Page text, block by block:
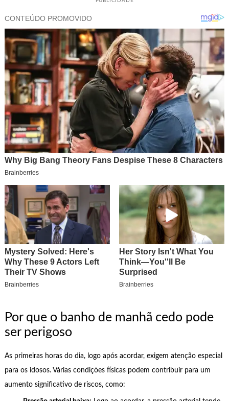
Por que o banho de manhã cedo pode
ser perigoso
As primeiras horas do dia, logo após acordar, exigem atenção especial
para os idosos. Várias condições físicas podem contribuir para um
aumento significativo de riscos, como: